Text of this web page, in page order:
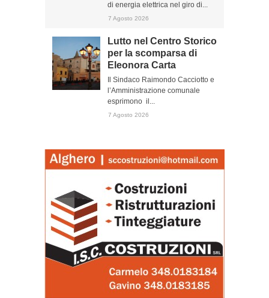
di energia elettrica nel giro di...
7 Agosto 2026
Lutto nel Centro Storico
per la scomparsa di
Eleonora Carta
Il Sindaco Raimondo Cacciotto e
l’Amministrazione comunale
esprimono il...
7 Agosto 2026